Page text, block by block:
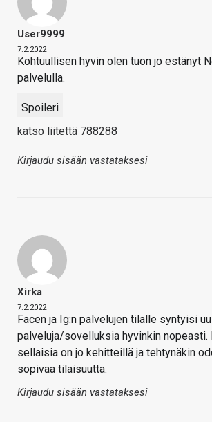
User9999
7.2.2022
Kohtuullisen hyvin olen tuon jo estänyt
palvelulla.
Spoileri
katso liitettä 788288
Kirjaudu sisään vastataksesi
Xirka
7.2.2022
Facen ja Ig:n palvelujen tilalle syntyisi
palveluja/sovelluksia hyvinkin nopeasti.
sellaisia on jo kehitteillä ja tehtynäkin
sopivaa tilaisuutta.
Kirjaudu sisään vastataksesi